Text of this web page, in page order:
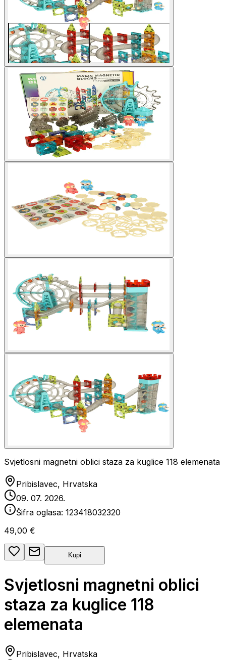
Svjetlosni magnetni oblici staza za kuglice 118 elemenata
Pribislavec, Hrvatska
09. 07. 2026.
Šifra oglasa: 123418032320
49,00 €
Kupi
Svjetlosni magnetni oblici
staza za kuglice 118
elemenata
Pribislavec, Hrvatska